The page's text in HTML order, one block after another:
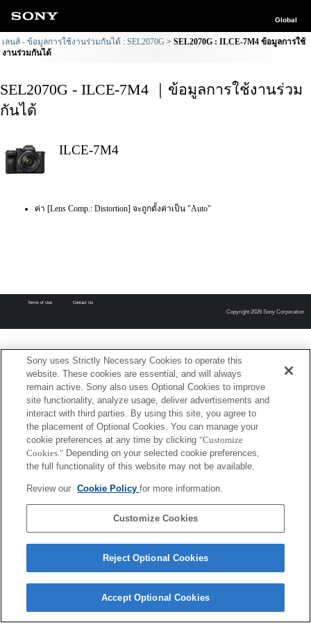
Global
เลนส์ - ข้อมูลการใช้งานร่วมกันได้ : SEL2070G
SEL2070G : ILCE-7M4 ข้อมูลการใช้
งานร่วมกันได้
SEL2070G - ILCE-7M4 ｜ข้อมูลการใช้งานร่วม
กันได้
ILCE-7M4
ค่า [Lens Comp.: Distortion] จะถูกตั้งค่าเป็น "Auto"
Terms of Use Contact Us
Copyright 2026 Sony Corporation
Sony uses Strictly Necessary Cookies to operate this
website. These cookies are essential, and will always
remain active. Sony also uses Optional Cookies to improve
site functionality, analyze usage, deliver advertisements and
interact with third parties. By using this site, you agree to
the placement of Optional Cookies. You can manage your
cookie preferences at any time by clicking "Customize
Cookies." Depending on your selected cookie preferences,
the full functionality of this website may not be available.
Review our Cookie Policyfor more information.
Customize Cookies
Reject Optional Cookies
Accept Optional Cookies